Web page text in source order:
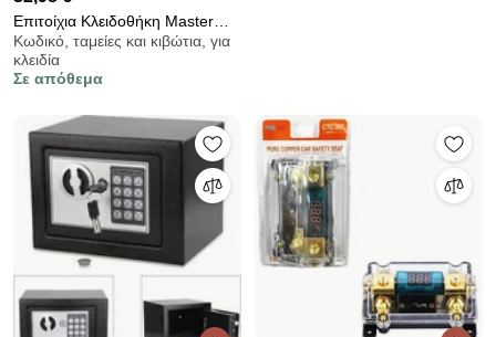
Επιτοίχια Κλειδοθήκη Master
Lock 5403EURD με Συνδυασμό
Κωδικό, ταμείες και κιβώτια, για
κλειδία
Σε απόθεμα